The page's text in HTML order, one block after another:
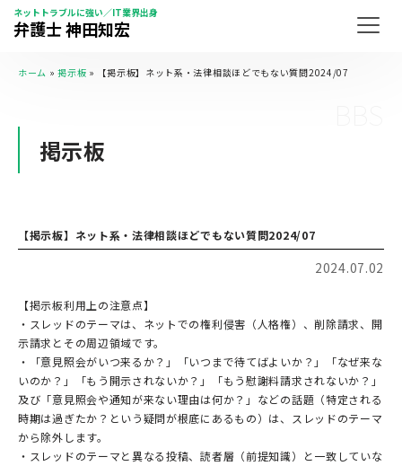
ネットトラブルに強い／IT業界出身
弁護士 神田知宏
ホーム »掲示板 » 【掲示板】ネット系・法律相談ほどでもない質問2024/07
掲示板
【掲示板】ネット系・法律相談ほどでもない質問2024/07
2024.07.02
【掲示板利用上の注意点】
・スレッドのテーマは、ネットでの権利侵害（人格権）、削除請求、開
示請求とその周辺領域です。
・「意見照会がいつ来るか？」「いつまで待てばよいか？」「なぜ来な
いのか？」「もう開示されないか？」「もう慰謝料請求されないか？」
及び「意見照会や通知が来ない理由は何か？」などの話題（特定される
時期は過ぎたか？という疑問が根底にあるもの）は、スレッドのテーマ
から除外します。
・スレッドのテーマと異なる投稿、読者層（前提知識）と一致していな